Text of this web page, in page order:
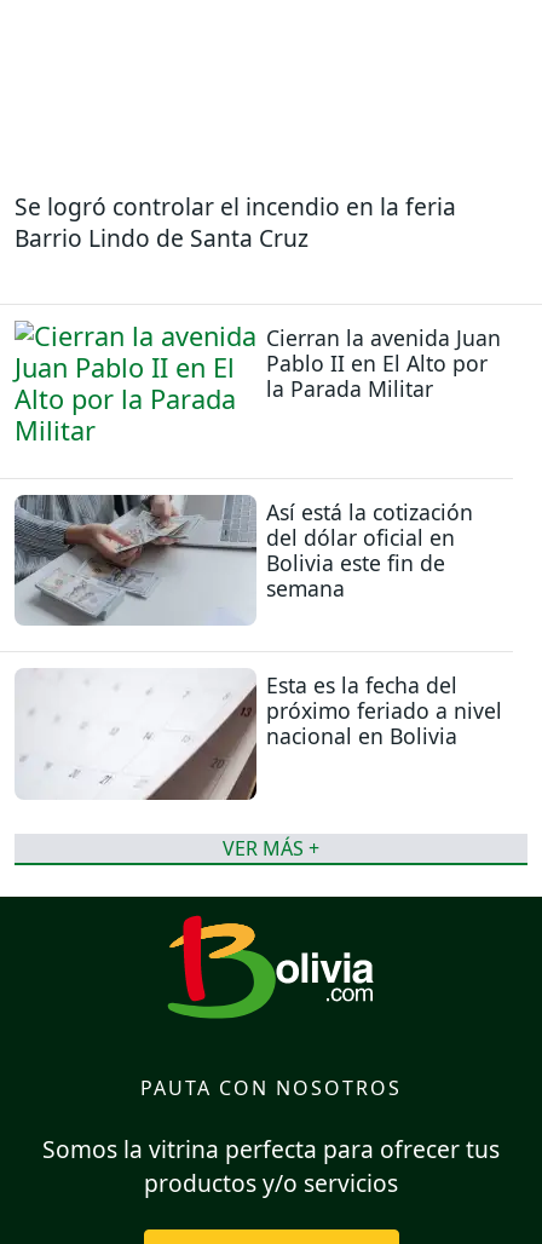
Se logró controlar el incendio en la feria
Barrio Lindo de Santa Cruz
Cierran la avenida Juan
Pablo II en El Alto por
la Parada Militar
Así está la cotización
del dólar oficial en
Bolivia este fin de
semana
Esta es la fecha del
próximo feriado a nivel
nacional en Bolivia
VER MÁS +
PAUTA CON NOSOTROS
Somos la vitrina perfecta para ofrecer tus
productos y/o servicios